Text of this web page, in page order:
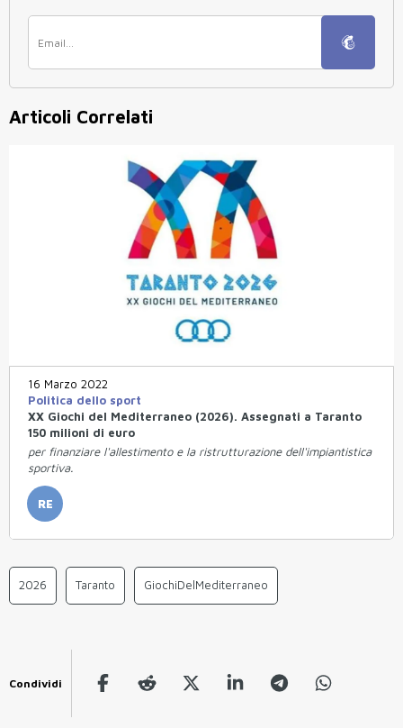
Articoli Correlati
16 Marzo 2022
Politica dello sport
XX Giochi del Mediterraneo (2026). Assegnati a Taranto
150 milioni di euro
per finanziare l'allestimento e la ristrutturazione dell'impiantistica
sportiva.
RE
2026 Taranto GiochiDelMediterraneo
Condividi